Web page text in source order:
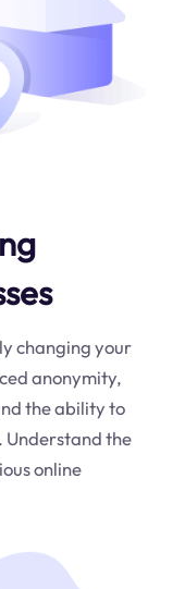
changing your
anonymity,
the ability to
Understand the
online